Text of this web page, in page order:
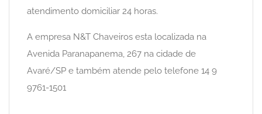
atendimento domiciliar 24 horas.
A empresa N&T Chaveiros esta localizada na
Avenida Paranapanema, 267 na cidade de
Avaré/SP e também atende pelo telefone 14 9
9761-1501